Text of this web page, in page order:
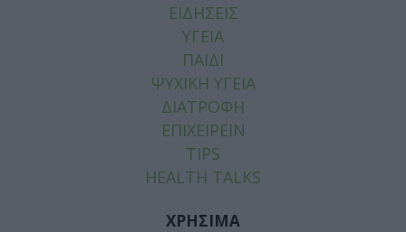
ΕΙΔΗΣΕΙΣ
ΥΓΕΙΑ
ΠΑΙΔΙ
ΨΥΧΙΚΗ ΥΓΕΙΑ
ΔΙΑΤΡΟΦΗ
ΕΠΙΧΕΙΡΕΙΝ
TIPS
HEALTH TALKS
ΧΡΗΣΙΜΑ